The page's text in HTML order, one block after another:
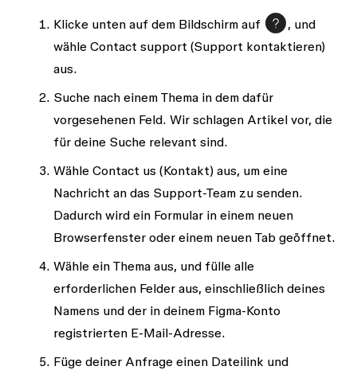
Klicke unten auf dem Bildschirm auf
, und
wähle Contact support (Support kontaktieren)
aus.
Suche nach einem Thema in dem dafür
vorgesehenen Feld. Wir schlagen Artikel vor, die
für deine Suche relevant sind.
Wähle Contact us(Kontakt) aus, um eine
Nachricht an das Support-Team zu senden.
Dadurch wird ein Formular in einem neuen
Browserfenster oder einem neuen Tab geöffnet.
Wähle ein Thema aus, und fülle alle
erforderlichen Felder aus, einschließlich deines
Namens und der in deinem Figma-Konto
registrierten E-Mail-Adresse.
Füge deiner Anfrage einen Dateilink und